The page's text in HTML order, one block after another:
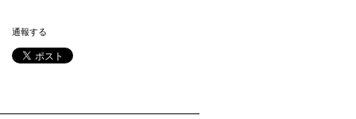
通報する